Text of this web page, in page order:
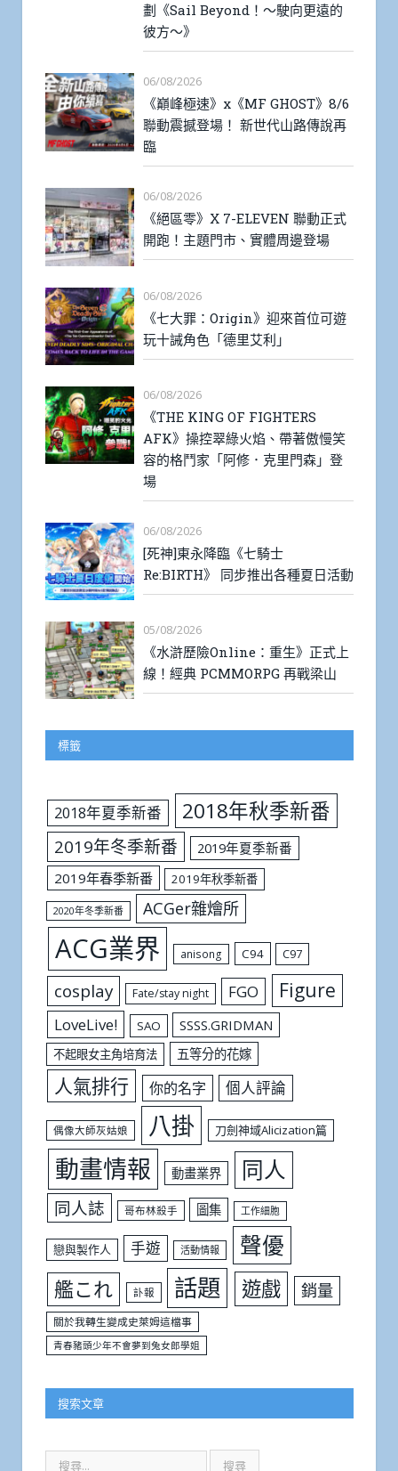
劃《Sail Beyond！～駛向更遠的
彼方～》
06/08/2026
《巔峰極速》x《MF GHOST》8/6
聯動震撼登場！ 新世代山路傳說再
臨
06/08/2026
《絕區零》X 7-ELEVEN 聯動正式
開跑！主題門市、實體周邊登場
06/08/2026
《七大罪：Origin》迎來首位可遊
玩十誡角色「德里艾利」
06/08/2026
《THE KING OF FIGHTERS
AFK》操控翠綠火焰、帶著傲慢笑
容的格鬥家「阿修．克里門森」登
場
06/08/2026
[死神]東永降臨《七騎士
Re:BIRTH》 同步推出各種夏日活動
05/08/2026
《水滸歷險Online：重生》正式上
線！經典 PCMMORPG 再戰梁山
標籤
2018年夏季新番 2018年秋季新番
2019年冬季新番
2019年夏季新番
2019年春季新番
2019年秋季新番
2020年冬季新番 ACGer雜燴所
ACG業界 anisong C94 C97
cosplay Fate/stay night FGO Figure
LoveLive! SAO SSSS.GRIDMAN
不起眼女主角培育法 五等分的花嫁
人氣排行 你的名字 個人評論
偶像大師灰姑娘 八掛 刀劍神域Alicization篇
動畫情報 動畫業界 同人
同人誌 哥布林殺手 圖集 工作細胞
戀與製作人 手遊 活動情報 聲優
艦これ 訃報 話題 遊戲 銷量
關於我轉生變成史萊姆這檔事
青春豬頭少年不會夢到兔女郎學姐
搜索文章